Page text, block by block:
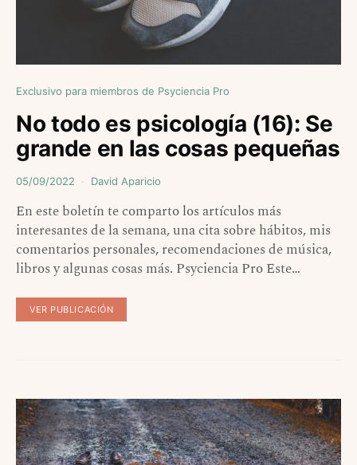
Exclusivo para miembros de Psyciencia Pro
No todo es psicología (16): Se
grande en las cosas pequeñas
05/09/2022 David Aparicio
En este boletín te comparto los artículos más
interesantes de la semana, una cita sobre hábitos, mis
comentarios personales, recomendaciones de música,
libros y algunas cosas más. Psyciencia Pro Este…
VER PUBLICACIÓN